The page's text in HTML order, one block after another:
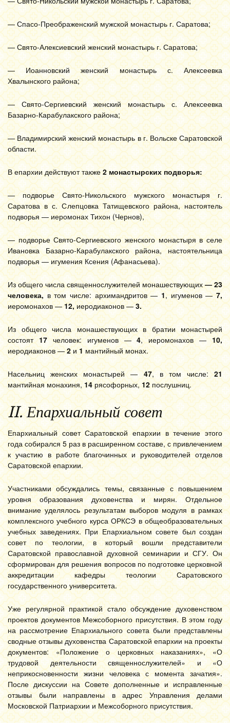
— Спасо-Преображенский мужской монастырь г. Саратова;
— Свято-Алексиевский женский монастырь г. Саратова;
— Иоанновский женский монастырь с. Алексеевка
Хвалынского района;
— Свято-Сергиевский женский монастырь с. Алексеевка
Базарно-Карабулакского района;
— Владимирский женский монастырь в г. Вольске Саратовской
области.
В епархии действуют также 2 монастырских подворья:
— подворье Свято-Никольского мужского монастыря г.
Саратова в с. Слепцовка Татищевского района, настоятель
подворья — иеромонах Тихон (Чернов),
— подворье Свято-Сергиевского женского монастыря в селе
Ивановка Базарно-Карабулакского района, настоятельница
подворья — игумения Ксения (Афанасьева).
Из общего числа священнослужителей монашествующих— 23
человека, в том числе: архимандритов — 1, игуменов —7,
иеромонахов — 12, иеродиаконов —3.
Из общего числа монашествующих в братии монастырей
состоят 17человек: игуменов —4, иеромонахов —10,
иеродиаконов — 2 и 1 мантийный монах.
Насельниц женских монастырей — 47, в том числе: 21
мантийная монахиня, 14 рясофорных, 12 послушниц.
II. Епархиальный совет
Епархиальный совет Саратовской епархии в течение этого
года собирался 5 раз в расширенном составе, с привлечением
к участию в работе благочинных и руководителей отделов
Саратовской епархии.
Участниками обсуждались темы, связанные с повышением
уровня образования духовенства и мирян. Отдельное
внимание уделялось результатам выборов модуля в рамках
комплексного учебного курса ОРКСЭ в общеобразовательных
учебных заведениях. При Епархиальном совете был создан
совет по теологии, в который вошли представители
Саратовской православной духовной семинарии и СГУ. Он
сформирован для решения вопросов по подготовке церковной
аккредитации кафедры теологии Саратовского
государственного университета.
Уже регулярной практикой стало обсуждение духовенством
проектов документов Межсоборного присутствия. В этом году
на рассмотрение Епархиального совета были представлены
сводные отзывы духовенства Саратовской епархии на проекты
документов: «Положение о церковных наказаниях», «О
трудовой деятельности священнослужителей» и «О
неприкосновенности жизни человека с момента зачатия».
После дискуссии на Совете дополненные и исправленные
отзывы были направлены в адрес Управления делами
Московской Патриархии и Межсоборного присутствия.